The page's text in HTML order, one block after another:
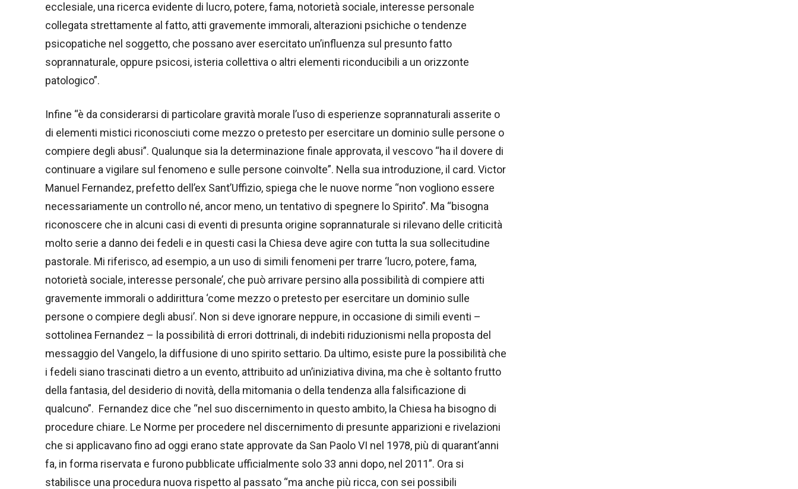
ecclesiale, una ricerca evidente di lucro, potere, fama, notorietà sociale, interesse personale
collegata strettamente al fatto, atti gravemente immorali, alterazioni psichiche o tendenze
psicopatiche nel soggetto, che possano aver esercitato un’influenza sul presunto fatto
soprannaturale, oppure psicosi, isteria collettiva o altri elementi riconducibili a un orizzonte
patologico”.
Infine “è da considerarsi di particolare gravità morale l’uso di esperienze soprannaturali asserite o
di elementi mistici riconosciuti come mezzo o pretesto per esercitare un dominio sulle persone o
compiere degli abusi”. Qualunque sia la determinazione finale approvata, il vescovo “ha il dovere di
continuare a vigilare sul fenomeno e sulle persone coinvolte”. Nella sua introduzione, il card. Victor
Manuel Fernandez, prefetto dell’ex Sant’Uffizio, spiega che le nuove norme “non vogliono essere
necessariamente un controllo né, ancor meno, un tentativo di spegnere lo Spirito”. Ma “bisogna
riconoscere che in alcuni casi di eventi di presunta origine soprannaturale si rilevano delle criticità
molto serie a danno dei fedeli e in questi casi la Chiesa deve agire con tutta la sua sollecitudine
pastorale. Mi riferisco, ad esempio, a un uso di simili fenomeni per trarre ‘lucro, potere, fama,
notorietà sociale, interesse personale’, che può arrivare persino alla possibilità di compiere atti
gravemente immorali o addirittura ‘come mezzo o pretesto per esercitare un dominio sulle
persone o compiere degli abusi’. Non si deve ignorare neppure, in occasione di simili eventi –
sottolinea Fernandez – la possibilità di errori dottrinali, di indebiti riduzionismi nella proposta del
messaggio del Vangelo, la diffusione di uno spirito settario. Da ultimo, esiste pure la possibilità che
i fedeli siano trascinati dietro a un evento, attribuito ad un’iniziativa divina, ma che è soltanto frutto
della fantasia, del desiderio di novità, della mitomania o della tendenza alla falsificazione di
qualcuno”. Fernandez dice che “nel suo discernimento in questo ambito, la Chiesa ha bisogno di
procedure chiare. Le Norme per procedere nel discernimento di presunte apparizioni e rivelazioni
che si applicavano fino ad oggi erano state approvate da San Paolo VI nel 1978, più di quarant’anni
fa, in forma riservata e furono pubblicate ufficialmente solo 33 anni dopo, nel 2011”. Ora si
stabilisce una procedura nuova rispetto al passato “ma anche più ricca, con sei possibili